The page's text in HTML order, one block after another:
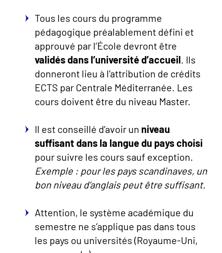
Tous les cours du programme
pédagogique préalablement défini et
approuvé par l’École devront être
validés dans l’université d’accueil . Ils
donneront lieu à l’attribution de crédits
ECTS par Centrale Méditerranée. Les
cours doivent être du niveau Master.
Il est conseillé d’avoir un niveau
suffisant dans la langue du pays choisi
pour suivre les cours sauf exception.
Exemple : pour les pays scandinaves, un
bon niveau d’anglais peut être suffisant.
Attention, le système académique du
semestre ne s’applique pas dans tous
les pays ou universités (Royaume-Uni,